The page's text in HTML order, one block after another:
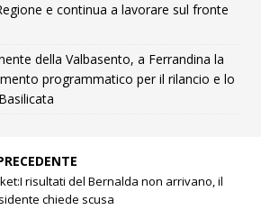
e continua a lavorare sul fronte
della Valbasento, a Ferrandina la
programmatico per il rilancio e lo
risultati del Bernalda non arrivano, il
chiede scusa